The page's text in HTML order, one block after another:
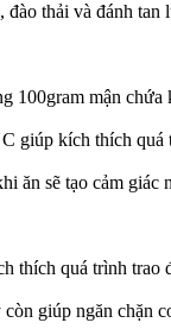
thải và đánh
100gram mận chứa
giúp kích thích
ăn sẽ tạo cảm giác
thích quá trình trao
giúp ngăn chặn